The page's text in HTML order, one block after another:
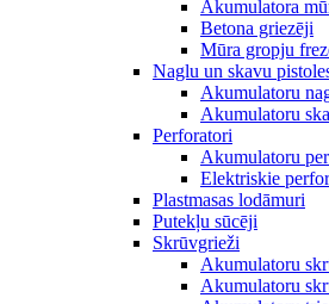
Akumulatora
Betona griezēji
Mūra gropju
Naglu un skavu
Akumulatoru
Akumulatoru
Perforatori
Akumulatoru
Elektriskie
Plastmasas lodāmuri
Putekļu sūcēji
Skrūvgrieži
Akumulatoru
Akumulatoru